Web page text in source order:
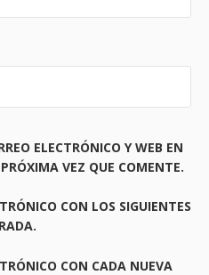
ELECTRÓNICO Y WEB EN
VEZ QUE COMENTE.
CON LOS SIGUIENTES
CON CADA NUEVA